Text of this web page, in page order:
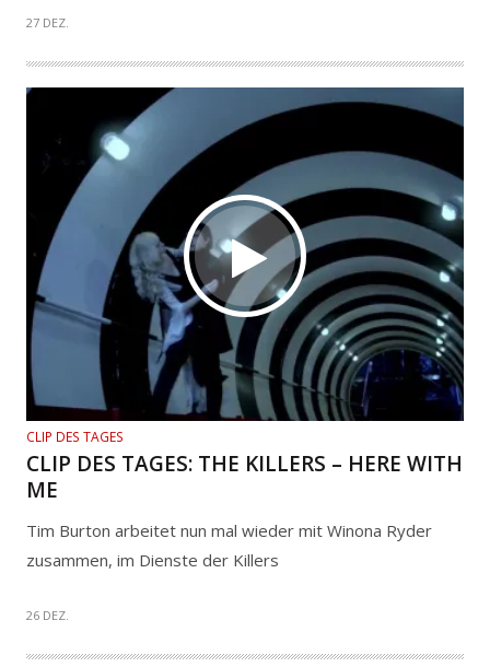
27 DEZ.
CLIP DES TAGES
CLIP DES TAGES: THE KILLERS – HERE WITH
ME
Tim Burton arbeitet nun mal wieder mit Winona Ryder
zusammen, im Dienste der Killers
26 DEZ.